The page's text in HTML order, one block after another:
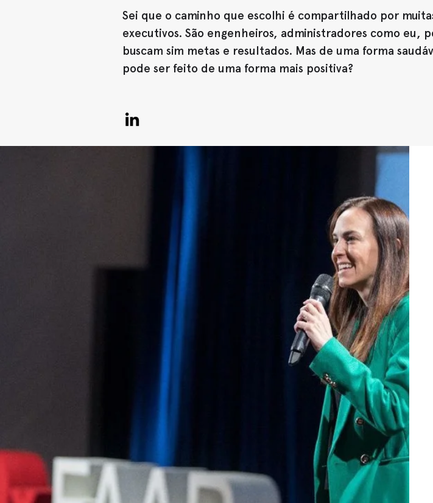
Sei que o caminho que escolhi é compartilhado por
executivos. São engenheiros, administradores como eu,
buscam sim metas e resultados. Mas de uma forma
pode ser feito de uma forma mais positiva?